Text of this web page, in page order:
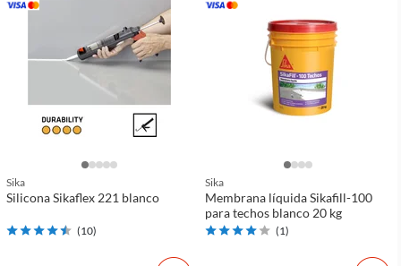
Sika
Silicona Sikaflex 221 blanco
(10)
Sika
Membrana líquida Sikafill-100
para techos blanco 20 kg
(1)